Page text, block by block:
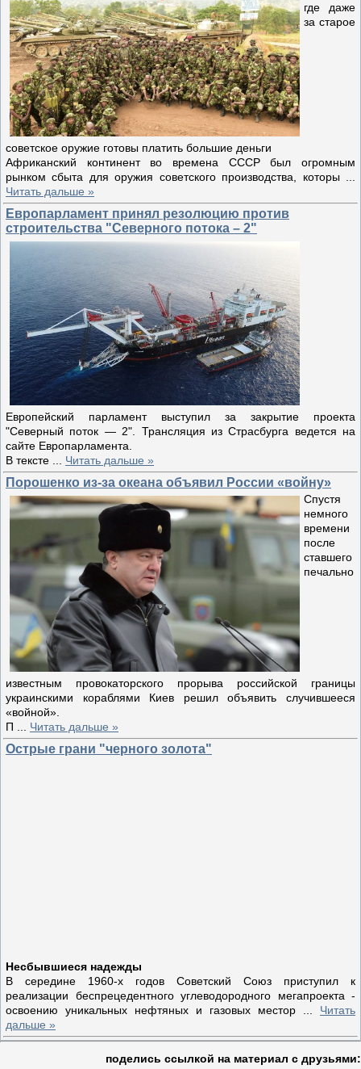
где даже
за старое
советское оружие готовы платить большие деньги
Африканский континент во времена СССР был огромным
рынком сбыта для оружия советского производства, которы
Читать дальше »
Европарламент принял резолюцию против
строительства "Северного потока – 2"
Европейский парламент выступил за закрытие проекта
"Северный поток — 2". Трансляция из Страсбурга ведется на
сайте Европарламента.
В тексте
Читать дальше »
Порошенко из-за океана объявил России «войну»
Спустя
немного
времени
после
ставшего
печально
известным провокаторского прорыва российской границы
украинскими кораблями Киев решил объявить случившееся
«войной».
П
Читать дальше »
Острые грани "черного золота"
Несбывшиеся надежды
В середине 1960-х годов Советский Союз приступил к
реализации беспрецедентного углеводородного мегапроекта -
освоению уникальных нефтяных и газовых местор
Читать
дальше »
поделись ссылкой на материал c друзьями: